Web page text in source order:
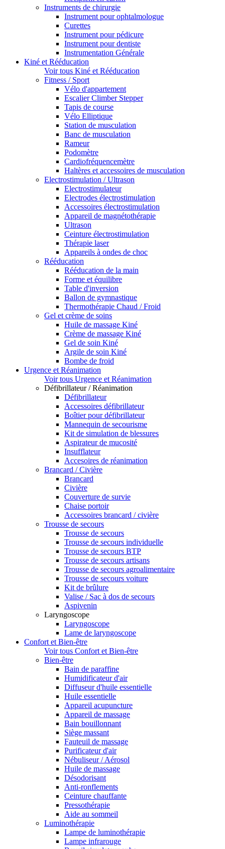
Instruments de chirurgie
Instrument pour ophtalmologue
Curettes
Instrument pour pédicure
Instrument pour dentiste
Instrumentation Générale
Kiné et Rééducation
Voir tous Kiné et Rééducation
Fitness / Sport
Vélo d'appartement
Escalier Climber Stepper
Tapis de course
Vélo Elliptique
Station de musculation
Banc de musculation
Rameur
Podomètre
Cardiofréquencemètre
Haltères et accessoires de musculation
Electrostimulation / Ultrason
Electrostimulateur
Electrodes électrostimulation
Accessoires électrostimulation
Appareil de magnétothérapie
Ultrason
Ceinture électrostimulation
Thérapie laser
Appareils à ondes de choc
Rééducation
Rééducation de la main
Forme et équilibre
Table d'inversion
Ballon de gymnastique
Thermothérapie Chaud / Froid
Gel et crème de soins
Huile de massage Kiné
Crème de massage Kiné
Gel de soin Kiné
Argile de soin Kiné
Bombe de froid
Urgence et Réanimation
Voir tous Urgence et Réanimation
Défibrillateur / Réanimation
Défibrillateur
Accessoires défibrillateur
Boîtier pour défibrillateur
Mannequin de secourisme
Kit de simulation de blessures
Aspirateur de mucosité
Insufflateur
Accesoires de réanimation
Brancard / Civière
Brancard
Civière
Couverture de survie
Chaise portoir
Accessoires brancard / civière
Trousse de secours
Trousse de secours
Trousse de secours individuelle
Trousse de secours BTP
Trousse de secours artisans
Trousse de secours agroalimentaire
Trousse de secours voiture
Kit de brûlure
Valise / Sac à dos de secours
Aspivenin
Laryngoscope
Laryngoscope
Lame de laryngoscope
Confort et Bien-être
Voir tous Confort et Bien-être
Bien-être
Bain de paraffine
Humidificateur d'air
Diffuseur d'huile essentielle
Huile essentielle
Appareil acupuncture
Appareil de massage
Bain bouillonnant
Siège massant
Fauteuil de massage
Purificateur d'air
Nébuliseur / Aérosol
Huile de massage
Désodorisant
Anti-ronflements
Ceinture chauffante
Pressothérapie
Aide au sommeil
Luminothérapie
Lampe de luminothérapie
Lampe infrarouge